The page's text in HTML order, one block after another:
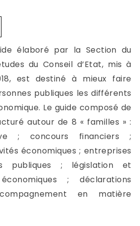
élaboré par la Section du
du Conseil d’Etat, mis à
est destiné à mieux faire
publiques les différents
Le guide composé de
autour de 8 « familles » :
; concours financiers ;
économiques ; entreprises
publiques ; législation et
; déclarations
en matière